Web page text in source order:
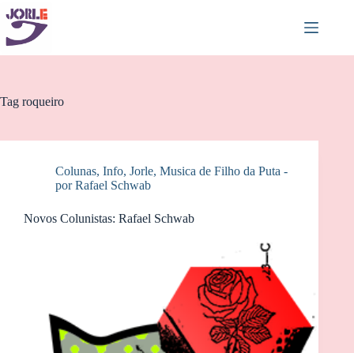
Pular
para
conteúdo
Tag roqueiro
Colunas, Info, Jorle, Musica de Filho da Puta -
por Rafael Schwab
Novos Colunistas: Rafael Schwab